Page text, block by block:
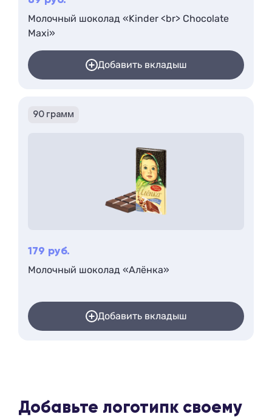
Молочный шоколад «Kinder <br> Chocolate
Maxi»
Добавить вкладыш
90 грамм
179 руб.
Молочный шоколад «Алёнка»
Добавить вкладыш
Добавьте логотипк своему